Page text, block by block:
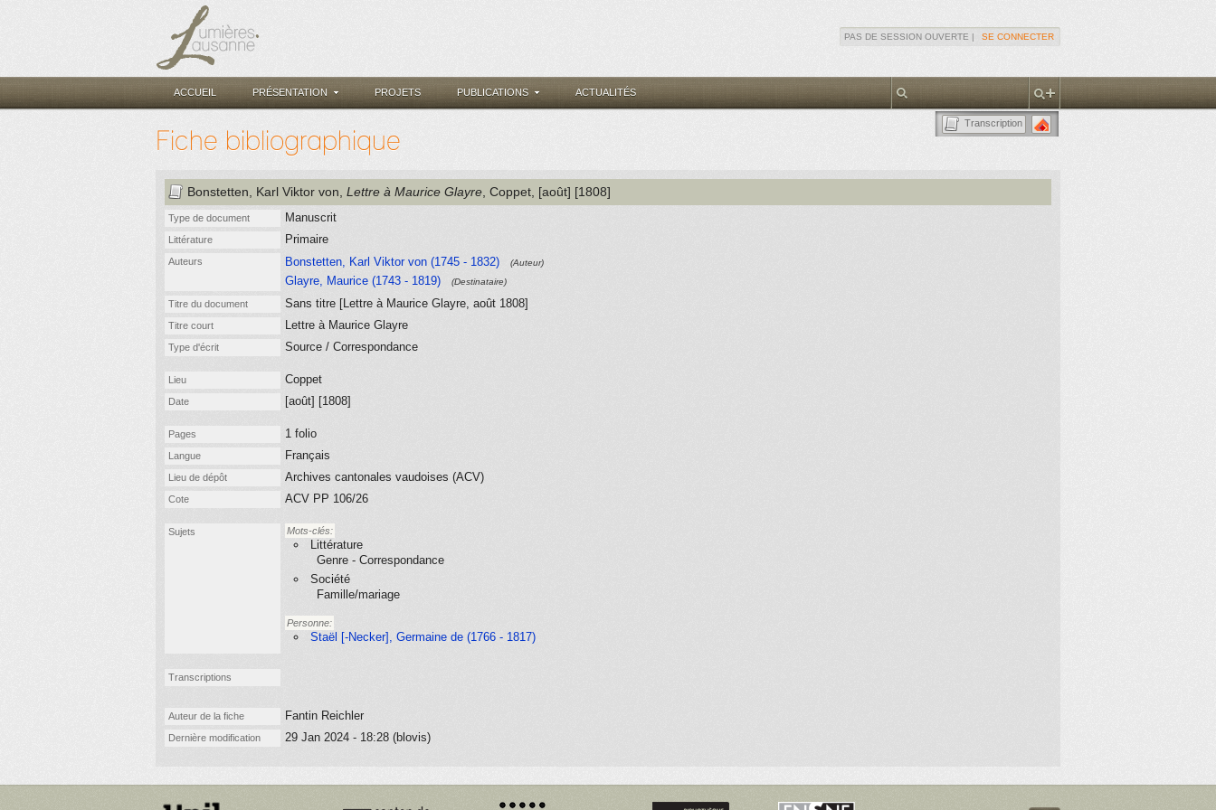
PAS DE SESSION OUVERTE | SE CONNECTER
ACCUEIL PRÉSENTATION PROJETS PUBLICATIONS ACTUALITÉS
Transcription
Fiche bibliographique
Bonstetten, Karl Viktor von Lettre à Maurice Glayre , Coppet , [août] [1808]
Type de document Manuscrit
Littérature Primaire
Auteurs Bonstetten, Karl Viktor von (1745 - 1832) (Auteur)
Glayre, Maurice (1743 - 1819) (Destinataire)
Titre du document Sans titre [Lettre à Maurice Glayre, août 1808]
Titre court Lettre à Maurice Glayre
Type d'écrit Source / Correspondance
Lieu Coppet
Date [août] [1808]
Pages 1 folio
Langue Français
Lieu de dépôt Archives cantonales vaudoises (ACV)
Cote ACV PP 106/26
Sujets Mots-clés:
Littérature
Genre - Correspondance
Société
Famille/mariage
Personne:
Staël [-Necker], Germaine de (1766 - 1817)
Transcriptions
Auteur de la fiche Fantin Reichler
Dernière modification 29 Jan 2024 - 18:28 (blovis)